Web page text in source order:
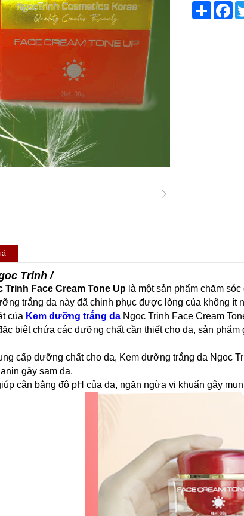
Share
Trinh /
Face Cream Tone Up là một sản phẩm chăm
trắng da này đã chinh phục được lòng của không ít
của Kem dưỡng trắng da Ngoc Trinh Face Cream
biệt chứa các dưỡng chất cần thiết cho da, sản
cấp dưỡng chất cho da, Kem dưỡng trắng da Ngoc
gây sạm da.
cân bằng độ pH của da, ngăn ngừa vi khuẩn gây